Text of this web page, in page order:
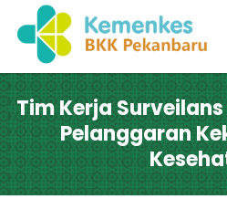
Tim Kerja
Pelanggaran